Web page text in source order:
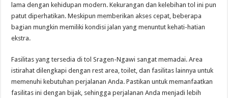
lama dengan kehidupan modern. Kekurangan dan kelebihan tol ini pun
patut diperhatikan. Meskipun memberikan akses cepat, beberapa
bagian mungkin memiliki kondisi jalan yang menuntut kehati-hatian
ekstra.
Fasilitas yang tersedia di tol Sragen-Ngawi sangat memadai. Area
istirahat dilengkapi dengan rest area, toilet, dan fasilitas lainnya untuk
memenuhi kebutuhan perjalanan Anda. Pastikan untuk memanfaatkan
fasilitas ini dengan bijak, sehingga perjalanan Anda menjadi lebih